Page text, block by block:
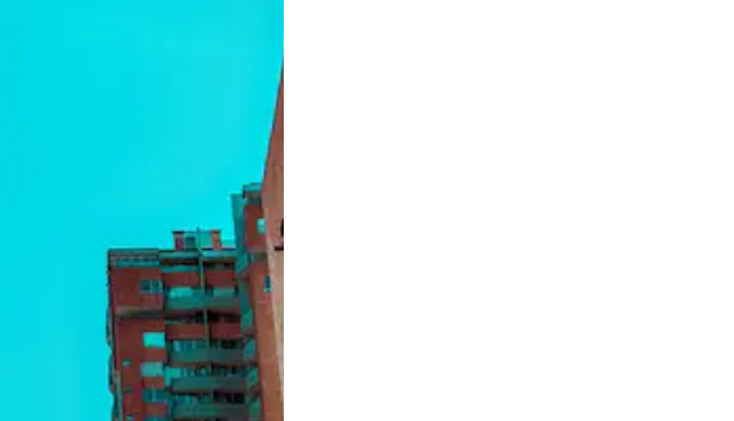
omlaag, óf door te tikken of swipen.